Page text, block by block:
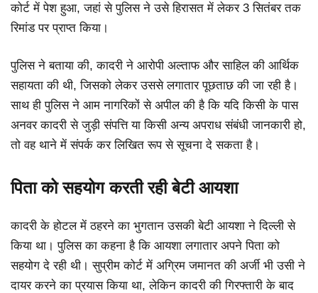
कोर्ट में पेश हुआ, जहां से पुलिस ने उसे हिरासत में लेकर 3 सितंबर तक
रिमांड पर प्राप्त किया।
पुलिस ने बताया की, कादरी ने आरोपी अल्ताफ और साहिल की आर्थिक
सहायता की थी, जिसको लेकर उससे लगातार पूछताछ की जा रही है।
साथ ही पुलिस ने आम नागरिकों से अपील की है कि यदि किसी के पास
अनवर कादरी से जुड़ी संपत्ति या किसी अन्य अपराध संबंधी जानकारी हो,
तो वह थाने में संपर्क कर लिखित रूप से सूचना दे सकता है।
पिता को सहयोग करती रही बेटी आयशा
कादरी के होटल में ठहरने का भुगतान उसकी बेटी आयशा ने दिल्ली से
किया था। पुलिस का कहना है कि आयशा लगातार अपने पिता को
सहयोग दे रही थी। सुप्रीम कोर्ट में अग्रिम जमानत की अर्जी भी उसी ने
दायर करने का प्रयास किया था, लेकिन कादरी की गिरफ्तारी के बाद